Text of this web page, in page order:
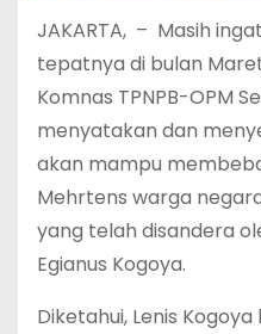
JAKARTA, – Masih
tepatnya di bulan
Komnas TPNPB-OPM
menyatakan dan
akan mampu
Mehrtens warga
yang telah disandera
Egianus Kogoya.
Diketahui, Lenis